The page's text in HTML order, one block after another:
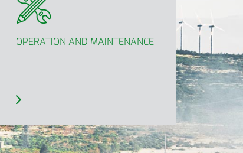
OPERATION AND MAINTENANCE